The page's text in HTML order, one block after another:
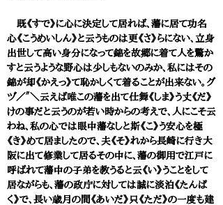
既《すで》に心に決定して居れば、藩に居て功名
心《こうめいしん》と云うものは更《さ》らにない、立身
出世して高い身分になって錦を故郷に着て人を驚か
すと云うような野心は少しもないのみか、私にはその
錦が却《かえっ》て恥かしくて着ることが出来ない。グ
ヅ／″＼云えば唯この藩を出て仕舞《しま》う丈《だ》
けの事だと云うのが若い時からの考えで、人にこそ云
わね、私の心では眼中藩なしと斯《こ》う安心を極
《き》めて居ましたので、夫《そ》れから長崎に行き大
阪に出て修業して居るその中に、藩の御用で江戸に
呼ばれて藩中の子弟を教うると云《い》うことをして
居ながらも、藩の政庁に対しては誠に淡泊《たんぱ
く》で、長い歳月の間《あいだ》只《ただ》の一度も建